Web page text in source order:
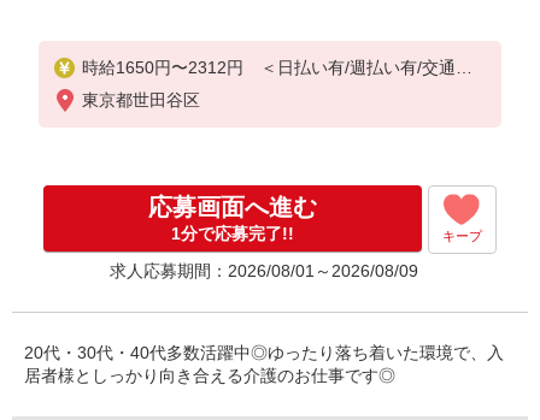
時給1650円〜2312円 ＜日払い有/週払い有/交通費
全支給(ガソリン代含む)＞
東京都世田谷区
応募画面へ進む
1分で応募完了!! キープ
求人応募期間：2026/08/01～2026/08/09
20代・30代・40代多数活躍中◎ゆったり落ち着いた環境で、入
居者様としっかり向き合える介護のお仕事です◎